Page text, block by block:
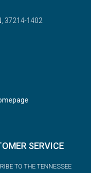
37214-1402
SERVICE
TO THE TENNESSEE